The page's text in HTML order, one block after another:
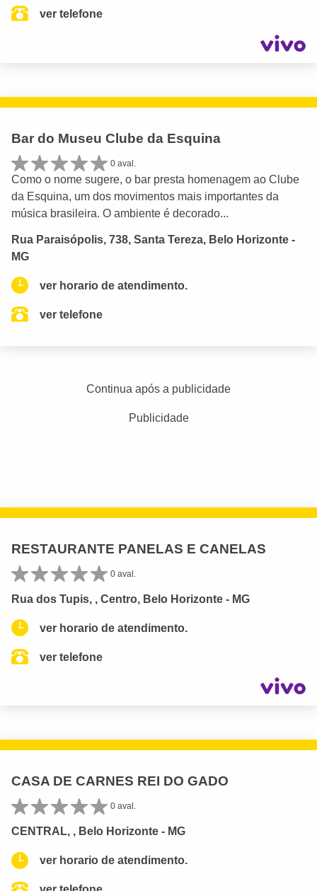
ver telefone
Bar do Museu Clube da Esquina
0 aval.
Como o nome sugere, o bar presta homenagem ao Clube
da Esquina, um dos movimentos mais importantes da
música brasileira. O ambiente é decorado...
Rua Paraisópolis, 738, Santa Tereza, Belo Horizonte -
MG
ver horario de atendimento.
ver telefone
Continua após a publicidade
Publicidade
RESTAURANTE PANELAS E CANELAS
0 aval.
Rua dos Tupis, , Centro, Belo Horizonte - MG
ver horario de atendimento.
ver telefone
CASA DE CARNES REI DO GADO
0 aval.
CENTRAL, , Belo Horizonte - MG
ver horario de atendimento.